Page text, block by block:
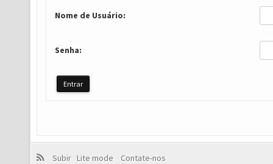
Nome de Usuário:
Senha:
Subir Lite mode
Contate-nos